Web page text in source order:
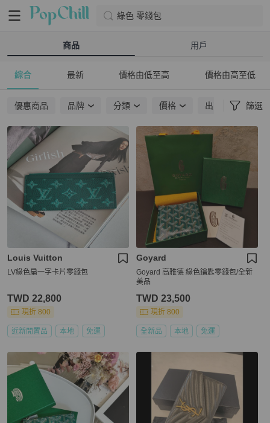
綠色 零錢包
商品 用戶
綜合 最新 價格由低至高 價格由高至低
優惠商品 品牌 分類 價格 出貨地點 篩選
Louis Vuitton
LV綠色扁一字卡片零錢包
TWD 22,800
現折 800
近新閒置品 本地 免運
Goyard
Goyard 高雅德 綠色鑰匙零錢包/全新
美品
TWD 23,500
現折 800
全新品 本地 免運